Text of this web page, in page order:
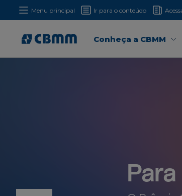
Menu principal Ir para o conteúdo
Conheça a CBMM